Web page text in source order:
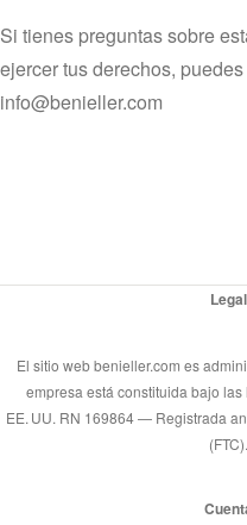
Si tienes preguntas sobre
ejercer tus derechos,
info@benieller.com
Legal
El sitio web benieller.com es
empresa está constituida bajo
EE. UU. RN 169864 — Registrada
(FTC).